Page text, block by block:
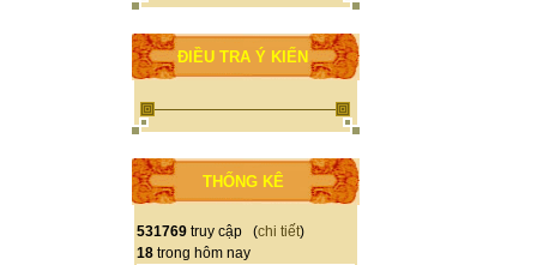
ĐIỀU TRA Ý KIẾN
THỐNG KÊ
531769 truy cập (chi tiết)
18 trong hôm nay